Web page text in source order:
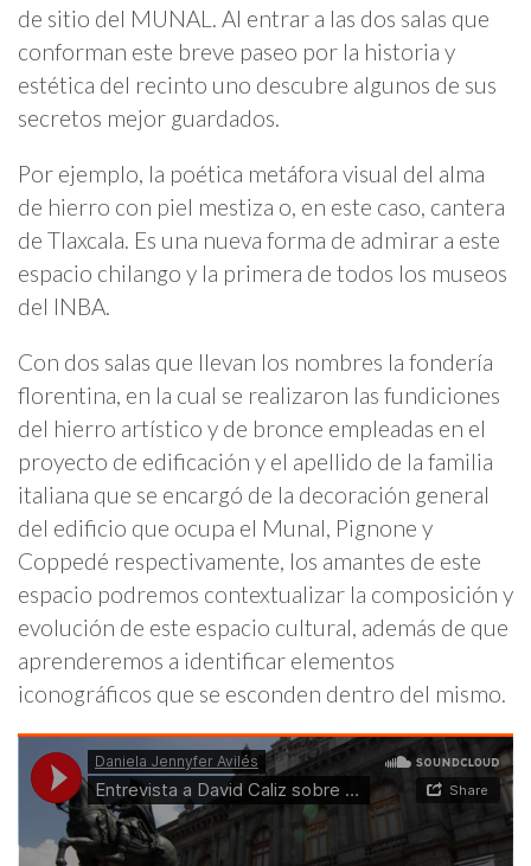
de sitio del MUNAL. Al entrar a las dos salas que
conforman este breve paseo por la historia y
estética del recinto uno descubre algunos de sus
secretos mejor guardados.
Por ejemplo, la poética metáfora visual del alma
de hierro con piel mestiza o, en este caso, cantera
de Tlaxcala. Es una nueva forma de admirar a este
espacio chilango y la primera de todos los museos
del INBA.
Con dos salas que llevan los nombres la fondería
florentina, en la cual se realizaron las fundiciones
del hierro artístico y de bronce empleadas en el
proyecto de edificación y el apellido de la familia
italiana que se encargó de la decoración general
del edificio que ocupa el Munal, Pignone y
Coppedé respectivamente, los amantes de este
espacio podremos contextualizar la composición y
evolución de este espacio cultural, además de que
aprenderemos a identificar elementos
iconográficos que se esconden dentro del mismo.